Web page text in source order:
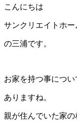
こんにちは
サンクリエイトホ
の三浦です。
お家を持つ事につ
ありますね。
親が住んでいた家の